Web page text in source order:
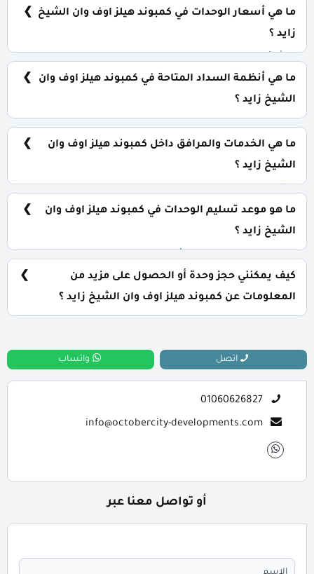
شقق سكنية: تبدأ من 130 متر² دوبلكس: تبدأ من 151 متر² Pine
View: تبدأ من 150 متر² تاون هاوس: تبدأ من 144 متر² فلل
مستقلة: تبدأ من 182 متر²
ما هي أسعار الوحدات في كمبوند هيلز اوف وان الشيخ
زايد ؟
والمساحة، كما أن الأسعار قابلة للتغيير حسب تطورات
السوق.
ما هي أنظمة السداد المتاحة في كمبوند هيلز اوف وان
الشيخ زايد ؟
ما هي الخدمات والمرافق داخل كمبوند هيلز اوف وان
الشيخ زايد ؟
اجتماعي، مناطق ترفيهية للأطفال، حمامات سباحة، ومناطق
تجارية.
ما هو موعد تسليم الوحدات في كمبوند هيلز اوف وان
الشيخ زايد ؟
إمكانية التسليم نصف تشطيب أو تشطيب كامل حسب رغبة
العميل.
كيف يمكنني حجز وحدة أو الحصول على مزيد من
المعلومات عن كمبوند هيلز اوف وان الشيخ زايد ؟
اتصل واتساب
01060626827
info@octobercity-developments.com
أو تواصل معنا عبر